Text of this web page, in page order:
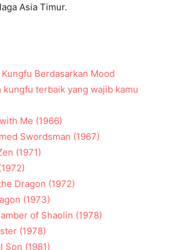
Asia Timur.
Berdasarkan Mood
kungfu terbaik yang wajib kamu
Me (1966)
Swordsman (1967)
(1971)
Dragon (1972)
(1973)
of Shaolin (1978)
(1978)
Son (1981)